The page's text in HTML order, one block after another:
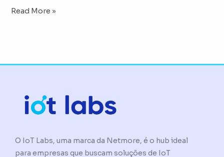
Read More »
O IoT Labs, uma marca da Netmore, é o hub ideal
para empresas que buscam soluções de IoT